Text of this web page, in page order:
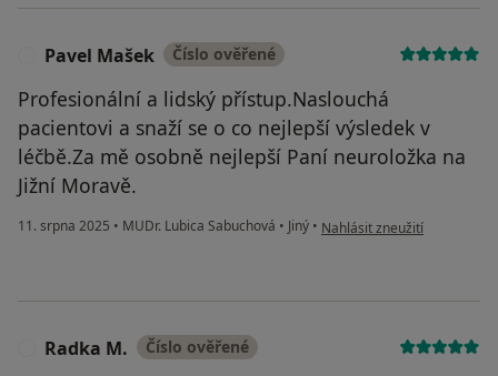
Pavel Mašek Číslo ověřené
Profesionální a lidský přístup.Naslouchá
pacientovi a snaží se o co nejlepší výsledek v
léčbě.Za mě osobně nejlepší Paní neuroložka na
Jižní Moravě.
11. srpna 2025 • MUDr. Lubica Sabuchová • Jiný • podle názoru uživatele
Nahlásit zneužití
Radka M. Číslo ověřené